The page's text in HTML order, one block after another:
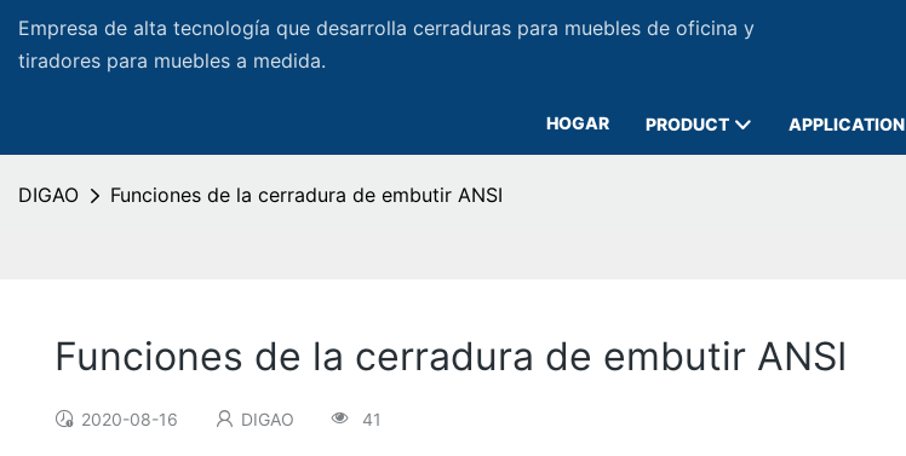
Empresa de alta tecnología que desarrolla cerraduras para muebles de oficina y
tiradores para muebles a medida.
HOGAR PRODUCT APPLICATION
DIGAO Funciones de la cerradura de embutir ANSI
Funciones de la cerradura de embutir ANSI
2020-08-16 DIGAO 41